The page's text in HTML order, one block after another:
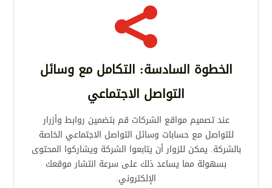

الخطوة السادسة: التكامل مع وسائل
التواصل الاجتماعي
عند تصميم مواقع الشركات قم بتضمين روابط وأزرار
للتواصل مع حسابات وسائل التواصل الاجتماعي الخاصة
بالشركة. يمكن للزوار أن يتابعوا الشركة ويشاركوا المحتوى
بسهولة مما يساعد ذلك على سرعة انتشار موقعك
الإلكتروني.